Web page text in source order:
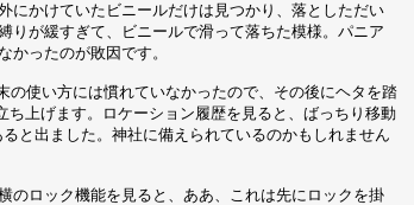
にかけていたビニールだけは見つかり、落としただい
りが緩すぎて、ビニールで滑って落ちた模様。パニア
ったのが敗因です。
の使い方には慣れていなかったので、その後にヘタを踏
上げます。ロケーション履歴を見ると、ばっちり移動
と出ました。神社に備えられているのかもしれません
のロック機能を見ると、ああ、これは先にロックを掛